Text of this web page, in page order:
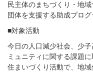
民主体のまちづくり・地
団体を支援する助成プログ
■対象活動
今日の人口減少社会、少
ミュニティに関する課題
住まいづくり活動で、地